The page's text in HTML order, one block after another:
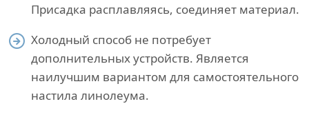
Присадка расплавляясь, соединяет материал.
Холодный способ не потребует
дополнительных устройств. Является
наилучшим вариантом для самостоятельного
настила линолеума.